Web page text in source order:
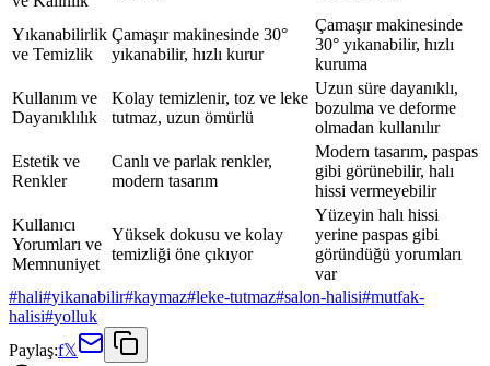
Yıkanabilirlik
ve Temizlik
Çamaşır makinesinde 30°
yıkanabilir, hızlı kurur
Çamaşır makinesinde
30° yıkanabilir, hızlı
kuruma
Kullanım ve
Dayanıklılık
Kolay temizlenir, toz ve leke
tutmaz, uzun ömürlü
Uzun süre dayanıklı,
bozulma ve deforme
olmadan kullanılır
Estetik ve
Renkler
Canlı ve parlak renkler,
modern tasarım
Modern tasarım, paspas
gibi görünebilir, halı
hissi vermeyebilir
Kullanıcı
Yorumları ve
Memnuniyet
Yüksek dokusu ve kolay
temizliği öne çıkıyor
Yüzeyin halı hissi
yerine paspas gibi
göründüğü yorumları
var
#hali#yikanabilir#kaymaz#leke-tutmaz#salon-halisi#mutfak-
halisi#yolluk
Paylaş:f𝕏